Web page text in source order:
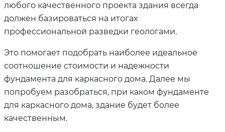
любого качественного проекта здания всегда
должен базироваться на итогах
профессиональной разведки геологами.
Это помогает подобрать наиболее идеальное
соотношение стоимости и надежности
фундамента для каркасного дома. Далее мы
попробуем разобраться, при каком фундаменте
для каркасного дома, здание будет более
качественным.